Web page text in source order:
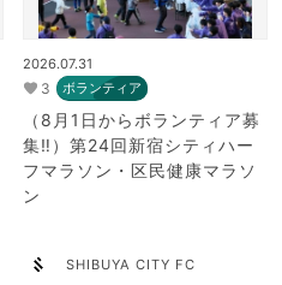
2026.07.31
3 ボランティア
（8月1日からボランティア募
集‼）第24回新宿シティハー
フマラソン・区民健康マラソ
ン
SHIBUYA CITY FC